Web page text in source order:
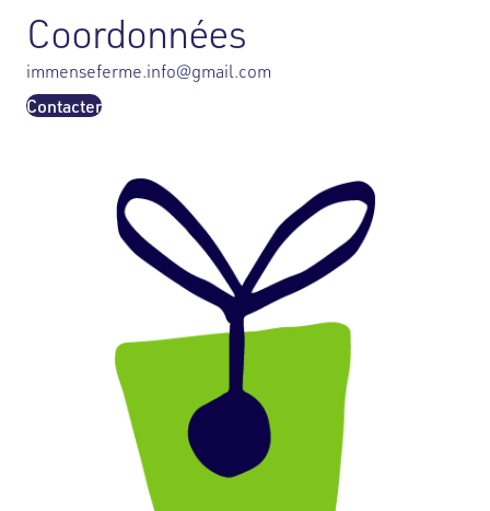
Coordonnées
immenseferme.info@gmail.com
Contacter